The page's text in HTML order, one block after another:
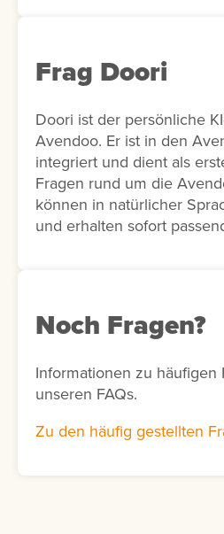
Frag Doori
Doori ist der persönliche
Avendoo. Er ist in den
integriert und dient als
Fragen rund um die
können in natürlicher
und erhalten sofort
Noch Fragen?
Informationen zu häufigen
unseren FAQs.
Zu den häufig gestellten